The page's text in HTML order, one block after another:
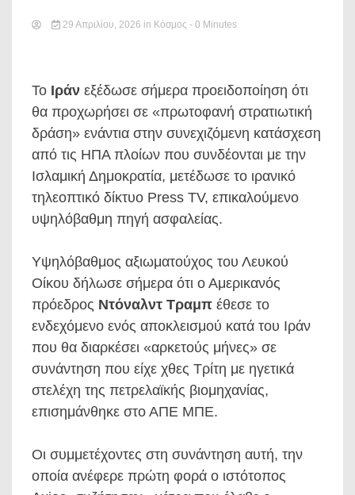
29 Απριλίου, 2026 in Κόσμος - 0 Minutes
Το Ιράν εξέδωσε σήμερα προειδοποίηση ότι
θα προχωρήσει σε «πρωτοφανή στρατιωτική
δράση» ενάντια στην συνεχιζόμενη κατάσχεση
από τις ΗΠΑ πλοίων που συνδέονται με την
Ισλαμική Δημοκρατία, μετέδωσε το ιρανικό
τηλεοπτικό δίκτυο Press TV, επικαλούμενο
υψηλόβαθμη πηγή ασφαλείας.
Υψηλόβαθμος αξιωματούχος του Λευκού
Οίκου δήλωσε σήμερα ότι ο Αμερικανός
πρόεδρος Ντόναλντ Τραμπ έθεσε το
ενδεχόμενο ενός αποκλεισμού κατά του Ιράν
που θα διαρκέσει «αρκετούς μήνες» σε
συνάντηση που είχε χθες Τρίτη με ηγετικά
στελέχη της πετρελαϊκής βιομηχανίας,
επισημάνθηκε στο ΑΠΕ ΜΠΕ.
Οι συμμετέχοντες στη συνάντηση αυτή, την
οποία ανέφερε πρώτη φορά ο ιστότοπος